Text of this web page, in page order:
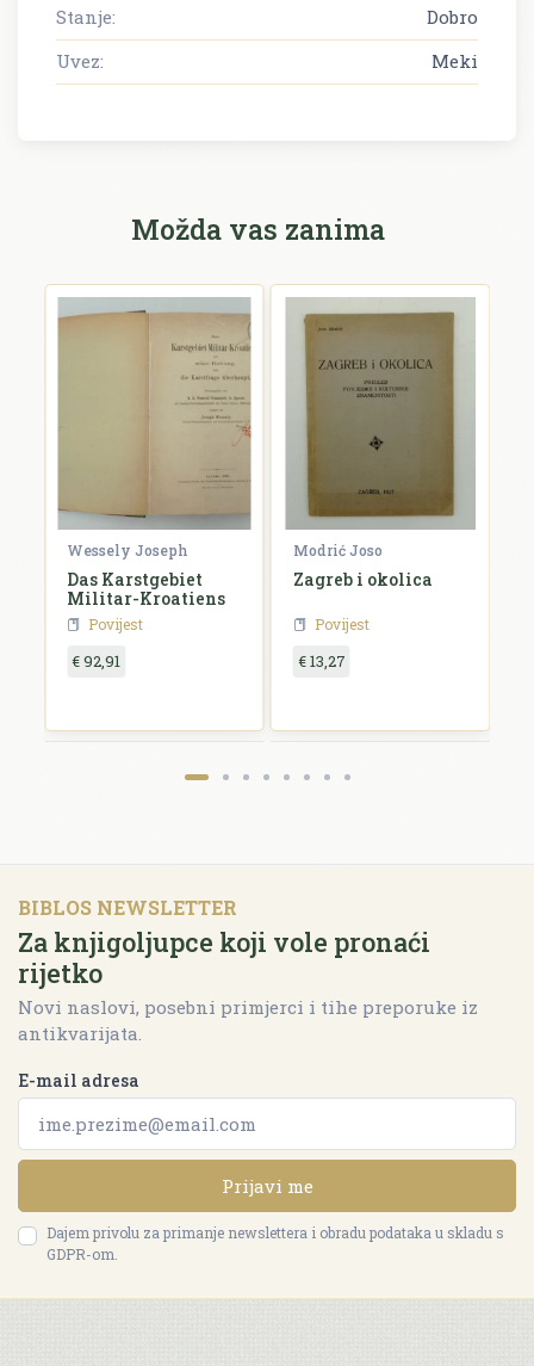
Stanje:
Dobro
Uvez:
Meki
Možda vas zanima
Wessely Joseph
Das Karstgebiet
Militar-Kroatiens
Povijest
€ 92,91
Modrić Joso
Zagreb i okolica
Povijest
€ 13,27
BIBLOS NEWSLETTER
Za knjigoljupce koji vole pronaći
rijetko
Novi naslovi, posebni primjerci i tihe preporuke iz
antikvarijata.
E-mail adresa
Prijavi me
Dajem privolu za primanje newslettera i obradu podataka u skladu s
GDPR-om.